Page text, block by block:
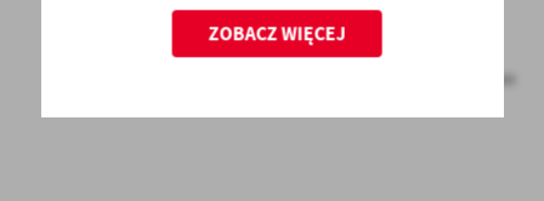
Sala wiejska w Głęboczku – Głęboczek 18;
Sala w remizie strażackiej w Pławinie – Pławin 10;
Szkoła Podstawowa w Nowym Kurowie – Nowe Kurowo
ZOBACZ WIĘCEJ